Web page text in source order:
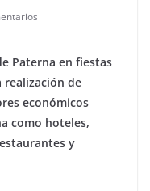
Paterna en fiestas
de
económicos
como hoteles,
y